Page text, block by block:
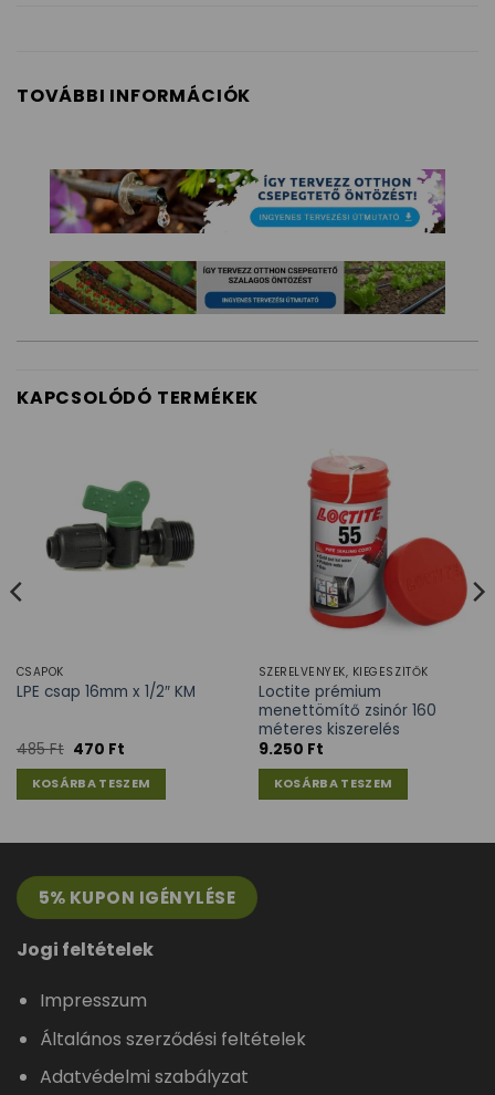
TOVÁBBI INFORMÁCIÓK
KAPCSOLÓDÓ TERMÉKEK
CSAPOK
LPE csap 16mm x 1/2″ KM
485Ft 470 Ft
KOSÁRBA TESZEM
SZERELVÉNYEK, KIEGÉSZÍTŐK
Loctite prémium
menettömítő zsinór 160
méteres kiszerelés
9.250 Ft
KOSÁRBA TESZEM
5% KUPON IGÉNYLÉSE
Jogi feltételek
Impresszum
Általános szerződési feltételek
Adatvédelmi szabályzat